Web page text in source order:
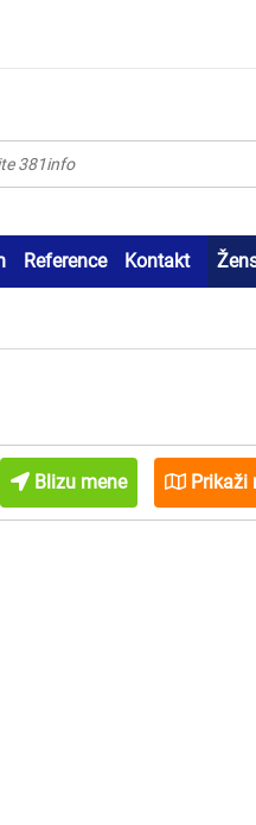
Reference Kontakt
Blizu mene Prikaži